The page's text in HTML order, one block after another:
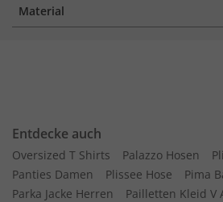
Material
Entdecke auch
Oversized T Shirts Palazzo Hosen
Panties Damen
Plissee Hose
Pima
Parka Jacke Herren
Pailletten Kleid V